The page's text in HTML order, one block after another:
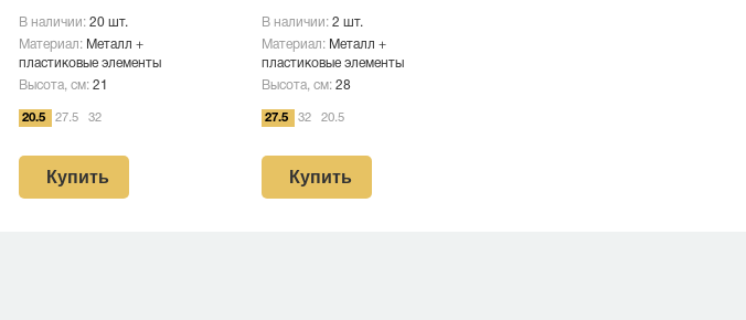
В наличии: 20 шт.
Материал: Металл +
пластиковые элементы
Высота, см: 21
20.5 27.5 32
Купить
В наличии: 2 шт.
Материал: Металл +
пластиковые элементы
Высота, см: 28
27.5 32 20.5
Купить